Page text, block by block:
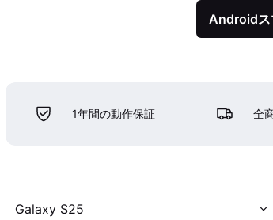
Androidス
1年間の動作保証 全
Galaxy S25